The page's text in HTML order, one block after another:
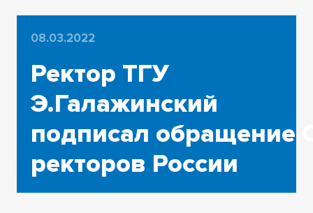
08.03.2022
Ректор ТГУ
Э.Галажинский
подписал обращение
ректоров России